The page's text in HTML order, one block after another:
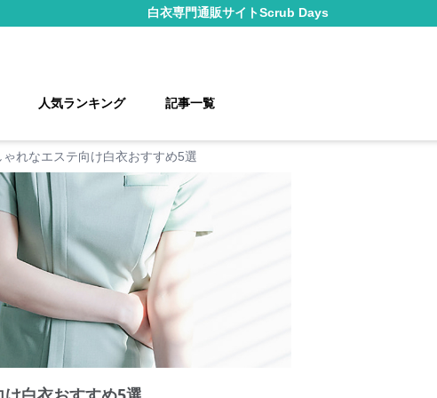
白衣専門通販サイトScrub Days
人気ランキング 記事一覧
ゃれなエステ向け白衣おすすめ5選